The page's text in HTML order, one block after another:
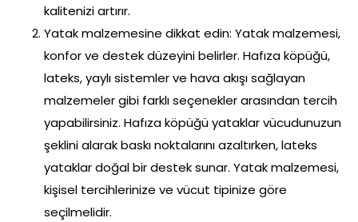
kalitenizi artırır.
Yatak malzemesine dikkat edin: Yatak malzemesi,
konfor ve destek düzeyini belirler. Hafıza köpüğü,
lateks, yaylı sistemler ve hava akışı sağlayan
malzemeler gibi farklı seçenekler arasından tercih
yapabilirsiniz. Hafıza köpüğü yataklar vücudunuzun
şeklini alarak baskı noktalarını azaltırken, lateks
yataklar doğal bir destek sunar. Yatak malzemesi,
kişisel tercihlerinize ve vücut tipinize göre
seçilmelidir.